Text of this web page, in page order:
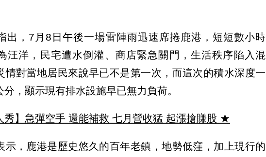
出，7月8日午後一場雷陣雨迅速席捲鹿港，短短數小時
汪洋，民宅遭水倒灌、商店緊急關門，生活秩序陷入混
情對當地居民來說早已不是第一次，而這次的積水深度一
分，顯示現有排水設施早已無力負荷。
】急彈空手 還能補救 七月營收猛 起漲搶賺股 ★
示，鹿港是歷史悠久的百年老鎮，地勢低窪，加上現行的